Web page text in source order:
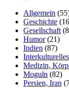
Allgemein
Geschichte
Gesellschaft
Humor(21)
Indien (87)
Interkulturelles
Medizin,
Moguln (82)
Persien, Iran